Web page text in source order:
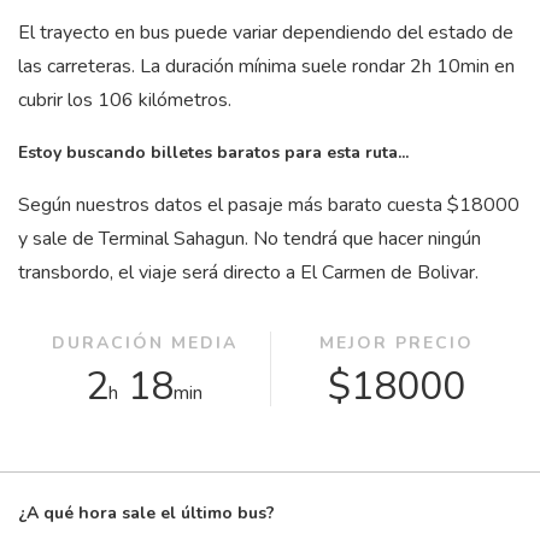
El trayecto en bus puede variar dependiendo del estado de
las carreteras. La duración mínima suele rondar 2h 10min en
cubrir los 106 kilómetros.
Estoy buscando billetes baratos para esta ruta...
Según nuestros datos el pasaje más barato cuesta $18000
y sale de Terminal Sahagun. No tendrá que hacer ningún
transbordo, el viaje será directo a El Carmen de Bolivar.
DURACIÓN MEDIA
2h 18min
MEJOR PRECIO
$18000
¿A qué hora sale el último bus?